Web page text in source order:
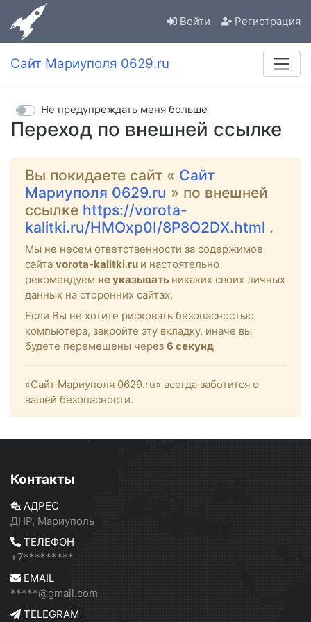
Войти Регистрация
Сайт Мариуполя 0629.ru
Переход по внешней ссылке
Не предупреждать меня больше
Вы покидаете сайт « Сайт
Мариуполя 0629.ru » по внешней
ссылке https://vorota-
kalitki.ru/HMOxp0I/8P8O2DX.html .
Мы не несем ответственности за содержимое
сайта vorota-kalitki.ru и настоятельно
рекомендуем не указывать никаких своих личных
данных на сторонних сайтах.
Если Вы не хотите рисковать безопасностью
компьютера, закройте эту вкладку, иначе вы
будете перемещены через 6 секунд
«Сайт Мариуполя 0629.ru» всегда заботится о
вашей безопасности.
Контакты
АДРЕС
ДНР, Мариуполь
ТЕЛЕФОН
+7*********
EMAIL
*****@gmail.com
TELEGRAM